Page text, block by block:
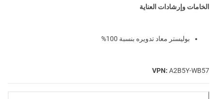
الخامات وإرشادات العناية
بوليستر معاد تدويره بنسبة 100%
VPN: A2B5Y-WB57